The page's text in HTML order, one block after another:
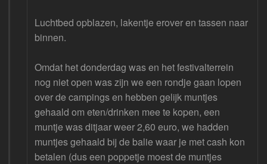
Luchtbed opblazen, lakentje erover en tassen naar
binnen.
Omdat het donderdag was en het festivalterrein
nog niet open was zijn we een rondje gaan lopen
over de campings en hebben gelijk muntjes
gehaald om eten/drinken mee te kopen, een
muntje was ditjaar weer 2,60 euro, we hadden
muntjes gehaald bij de balie waar je met cash kon
betalen (dus een poppetje moest de muntjes